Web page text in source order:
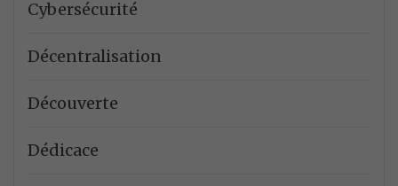
Cybersécurité
Décentralisation
Découverte
Dédicace